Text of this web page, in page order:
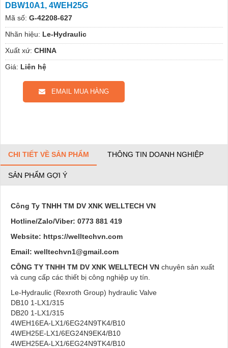
DBW10A1, 4WEH25G
Mã số: G-42208-627
Nhãn hiệu: Le-Hydraulic
Xuất xứ: CHINA
Giá: Liên hệ
EMAIL MUA HÀNG
CHI TIẾT VỀ SẢN PHẨM THÔNG TIN DOANH NGHIỆP
SẢN PHẨM GỢI Ý
Công Ty TNHH TM DV XNK WELLTECH VN
Hotline/Zalo/Viber: 0773 881 419
Website: https://welltechvn.com
Email: welltechvn1@gmail.com
CÔNG TY TNHH TM DV XNK WELLTECH VN chuyên sản xuất
và cung cấp các thiết bị công nghiệp uy tín.
Le-Hydraulic (Rexroth Group) hydraulic Valve
DB10 1-LX1/315
DB20 1-LX1/315
4WEH16EA-LX1/6EG24N9TK4/B10
4WEH25E-LX1/6EG24N9EK4/B10
4WEH25EA-LX1/6EG24N9TK4/B10